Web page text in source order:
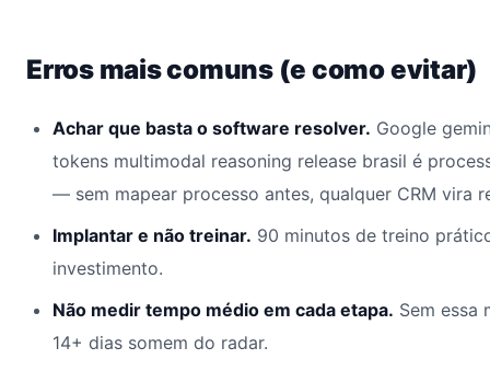
Erros mais comuns (e como evitar)
Achar que basta o software resolver. Google
tokens multimodal reasoning release brasil é
— sem mapear processo antes, qualquer CRM vira
Implantar e não treinar. 90 minutos de treino
investimento.
Não medir tempo médio em cada etapa. Sem essa
14+ dias somem do radar.